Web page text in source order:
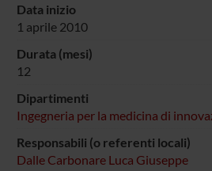
Data inizio
1 aprile 2010
Durata (mesi)
12
Dipartimenti
Ingegneria per la medicina di
Responsabili (o referenti locali)
Dalle Carbonare Luca Giuseppe